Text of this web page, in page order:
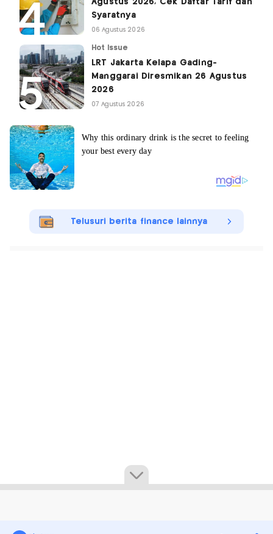
Agustus 2026, Cek Daftar Tarif dan
Syaratnya
06 Agustus 2026
Hot Issue
LRT Jakarta Kelapa Gading-
Manggarai Diresmikan 26 Agustus
2026
07 Agustus 2026
Telusuri berita finance lainnya